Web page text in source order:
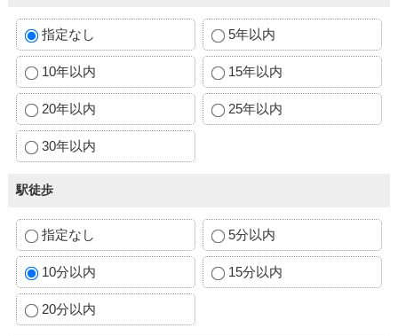
指定なし 5年以内
10年以内 15年以内
20年以内 25年以内
30年以内
駅徒歩
指定なし 5分以内
10分以内 15分以内
20分以内